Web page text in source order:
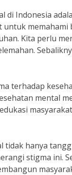
di Indonesia
Kita perlu
terhadap
mental
tidak hanya
stigma ini.